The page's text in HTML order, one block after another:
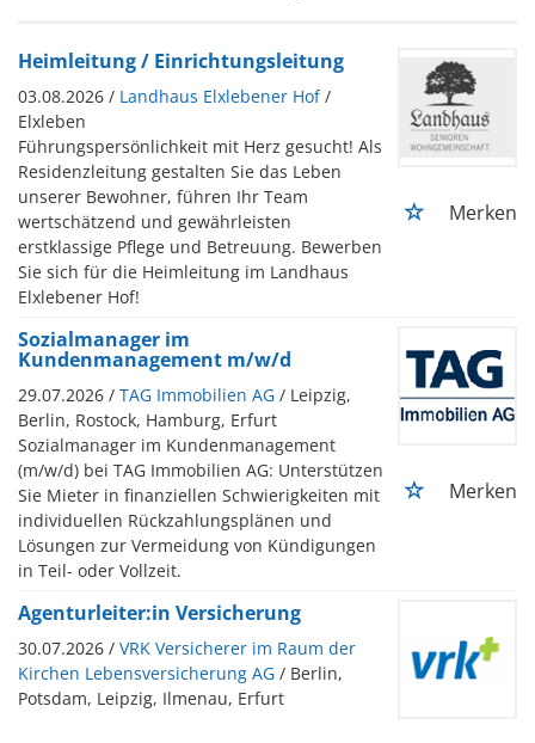
Heimleitung / Einrichtungsleitung
03.08.2026 / Landhaus Elxlebener Hof /
Elxleben
Führungspersönlichkeit mit Herz gesucht! Als
Residenzleitung gestalten Sie das Leben
unserer Bewohner, führen Ihr Team
wertschätzend und gewährleisten
erstklassige Pflege und Betreuung. Bewerben
Sie sich für die Heimleitung im Landhaus
Elxlebener Hof!
Merken
Sozialmanager im
Kundenmanagement m/w/d
29.07.2026 / TAG Immobilien AG / Leipzig,
Berlin, Rostock, Hamburg, Erfurt
Sozialmanager im Kundenmanagement
(m/w/d) bei TAG Immobilien AG: Unterstützen
Sie Mieter in finanziellen Schwierigkeiten mit
individuellen Rückzahlungsplänen und
Lösungen zur Vermeidung von Kündigungen
in Teil- oder Vollzeit.
Merken
Agenturleiter:in Versicherung
30.07.2026 / VRK Versicherer im Raum der
Kirchen Lebensversicherung AG / Berlin,
Potsdam, Leipzig, Ilmenau, Erfurt